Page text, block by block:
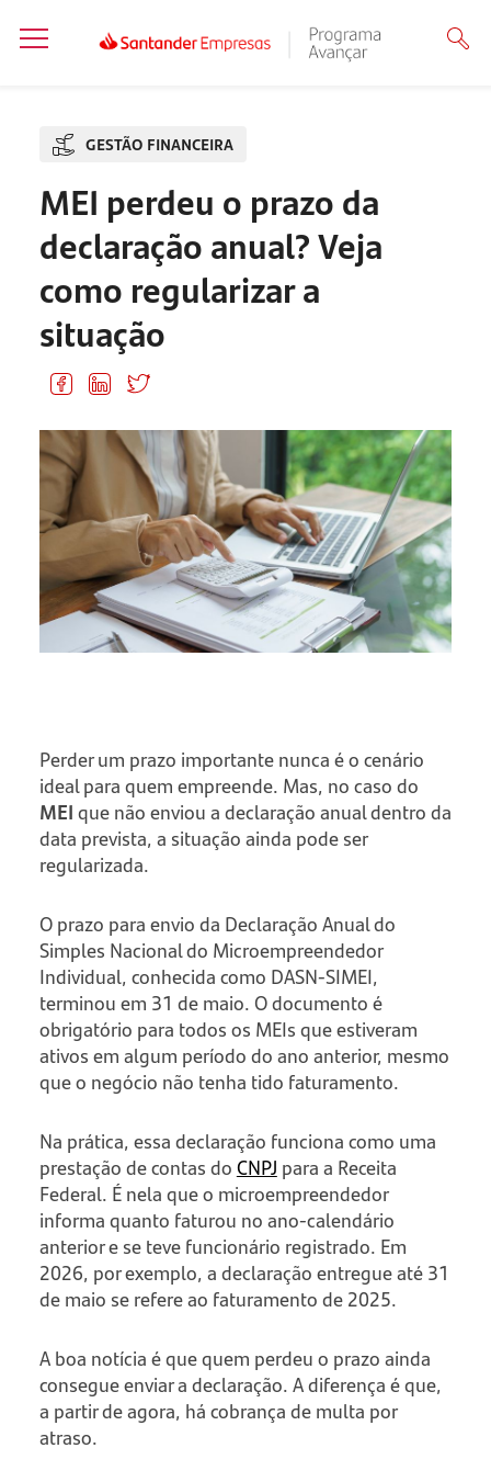
GESTÃO FINANCEIRA
MEI perdeu o prazo da
declaração anual? Veja
como regularizar a
situação
Perder um prazo importante nunca é o cenário
ideal para quem empreende. Mas, no caso do
MEIque não enviou a declaração anual dentro da
data prevista, a situação ainda pode ser
regularizada.
O prazo para envio da Declaração Anual do
Simples Nacional do Microempreendedor
Individual, conhecida como DASN-SIMEI,
terminou em 31 de maio. O documento é
obrigatório para todos os MEIs que estiveram
ativos em algum período do ano anterior, mesmo
que o negócio não tenha tido faturamento.
Na prática, essa declaração funciona como uma
prestação de contas doCNPJ para a Receita
Federal. É nela que o microempreendedor
informa quanto faturou no ano-calendário
anterior e se teve funcionário registrado. Em
2026, por exemplo, a declaração entregue até 31
de maio se refere ao faturamento de 2025.
A boa notícia é que quem perdeu o prazo ainda
consegue enviar a declaração. A diferença é que,
a partir de agora, há cobrança de multa por
atraso.